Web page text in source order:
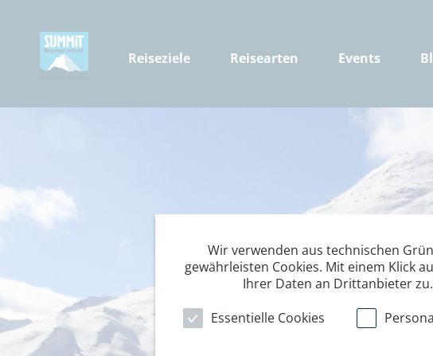
Reiseziele Reisearten Events
Wir verwenden aus technischen
gewährleisten Cookies. Mit einem Klick
Ihrer Daten an Drittanbieter
Essentielle Cookies